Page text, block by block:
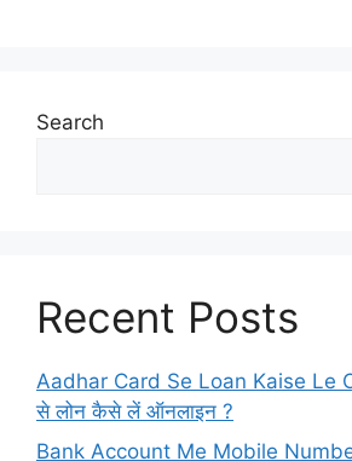
Search
Recent Posts
Aadhar Card Se Loan Kaise Le
से लोन कैसे लें ऑनलाइन ?
Bank Account Me Mobile